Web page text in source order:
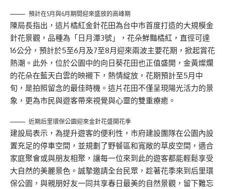
預計在5月與6月期間迎來盛放的高峰期
陳局長指出，這片橘紅金針花田為台中市首度打造的大規模金
針花景觀，品種為「日月潭3號」，花朵鮮豔橘紅，直徑可達
16公分，預計於5至6月及7至8月迎來兩波主要花期，掀起賞花
熱潮。此外，位於公園中的向日葵花田也正值盛開，金黃燦爛
的花朵在藍天白雲的映襯下，熱情綻放，花期預計至5月中
旬，是拍照留念的最佳時機。這片花田不僅呈現陽光活力的景
象，更為市民與遊客帶來視覺與心靈的雙重療癒。
近期后里環保公園迎來金針花盛開花季
建設局表示，為提升遊客的便利性，市府建設團隊在公園內設
置充足的停車空間，並規劃了野餐區和寬敞的草皮空間，適合
家庭聚會或與朋友相聚，讓每一位來到此的遊客都能輕鬆享受
大自然的美麗景色。誠摯邀請全台民眾，趁著花季來到后里環
保公園，與親朋好友一同共享春日最美的自然景觀，留下難忘